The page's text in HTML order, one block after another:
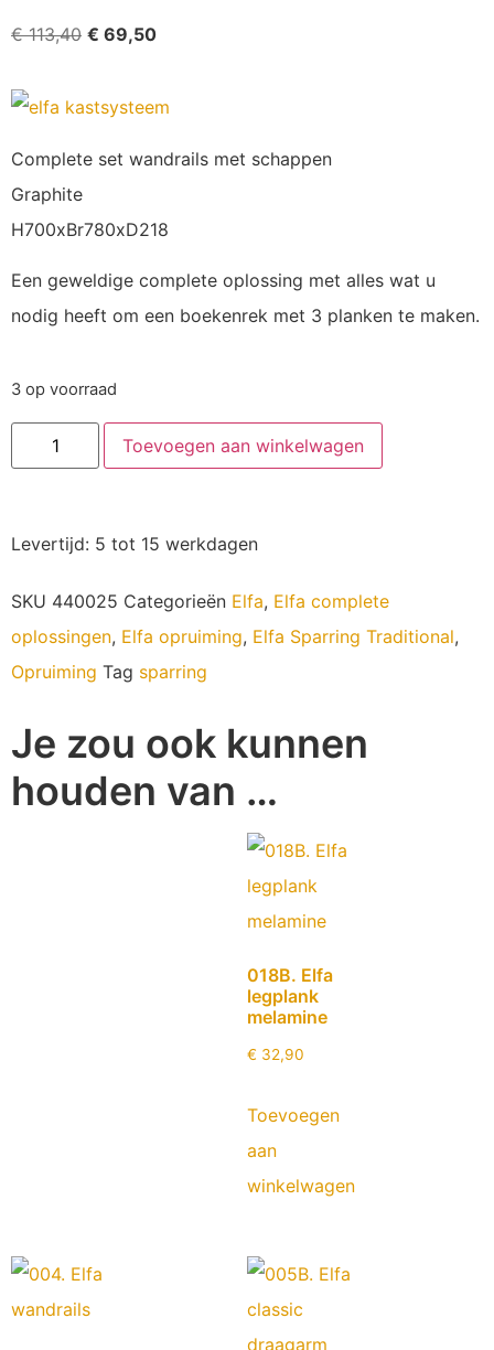
€113,40 € 69,50
Complete set wandrails met schappen
Graphite
H700xBr780xD218
Een geweldige complete oplossing met alles wat u
nodig heeft om een ​​boekenrek met 3 planken te maken.
3 op voorraad
Toevoegen aan winkelwagen
Levertijd: 5 tot 15 werkdagen
SKU 440025 Categorieën Elfa, Elfa complete
oplossingen, Elfa opruiming, Elfa Sparring Traditional,
Opruiming Tag sparring
Je zou ook kunnen
houden van …
018B. Elfa
legplank
melamine
€ 32,90
Toevoegen
aan
winkelwagen